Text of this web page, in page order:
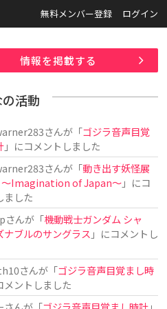
無料メンバー登録 ログイン
情報を掲載する
活動
さんが「ゴジラ音声目覚
」にコメントしました
さんが「動き出す妖怪展
〜Imagination of Japan〜」にコ
ました
さんが「機動戦士ガンダム シャ
ナブルのサングラス 」にコメントし
さんが「ゴジラ音声目覚まし時
メントしました